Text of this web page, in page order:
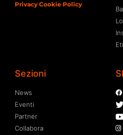
Privacy Cookie Policy
Sezioni
News
Eventi
Partner
Collabora